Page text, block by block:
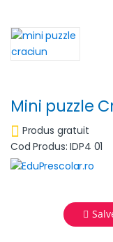
Mini puzzle
Produs gratuit
Cod Produs: IDP4 01